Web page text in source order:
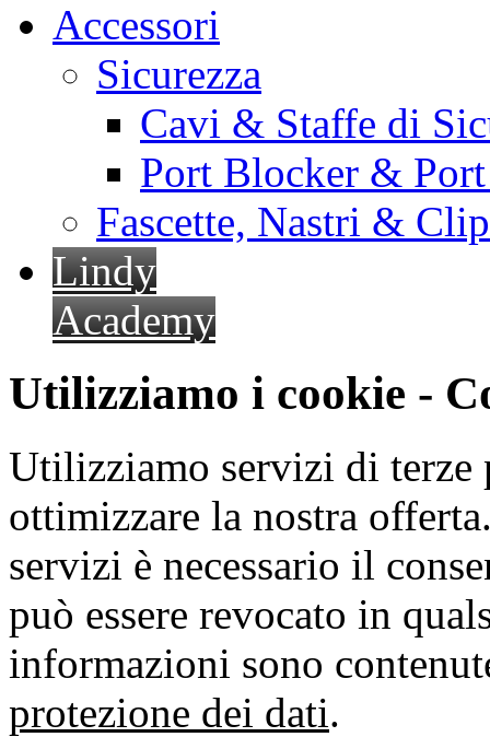
Accessori
Sicurezza
Cavi & Staffe di
Port Blocker &
Fascette, Nastri &
Lindy
Academy
Utilizziamo i cookie -
Utilizziamo servizi di terze
ottimizzare la nostra
servizi è necessario il
può essere revocato in
informazioni sono
protezione dei dati.